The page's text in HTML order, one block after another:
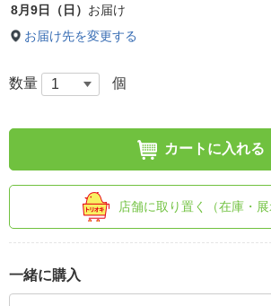
8月9日（日） お届け
お届け先を変更する
数量 個
カートに入れる
店舗に取り置く（在庫・展
一緒に購入